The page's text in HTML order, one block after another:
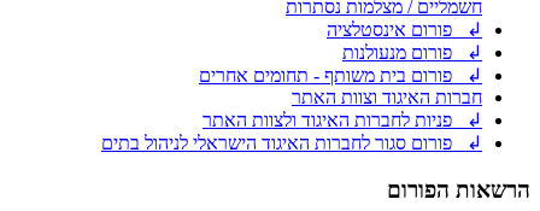
חשמליים / מצלמות נסתרות
↲ פורום אינסטלציה
↲ פורום מנעולנות
↲ פורום בית משותף - תחומים אחרים
חברות האיגוד וצוות האתר
↲ פניות לחברות האיגוד ולצוות האתר
↲ פורום סגור לחברות האיגוד הישראלי לניהול בתים
הרשאות הפורום